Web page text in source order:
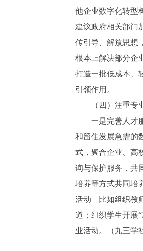
他企业数字化转型
建议政府相关部门
传引导、解放思想
根本上解决部分企
打造一批低成本、
引领作用。
（四）注重专
一是完善人才
和留住发展急需的
式，聚合企业、高
询与保护服务，共
培养等方式共同培
活动，比如组织教
道；组织学生开展
业活动。（九三学